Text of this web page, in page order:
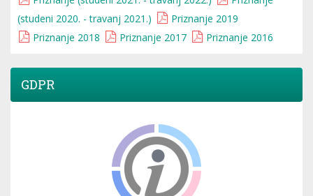
(studeni 2020. - travanj 2021.)
Priznanje 2019
Priznanje 2018
Priznanje 2017 Priznanje 2016
GDPR